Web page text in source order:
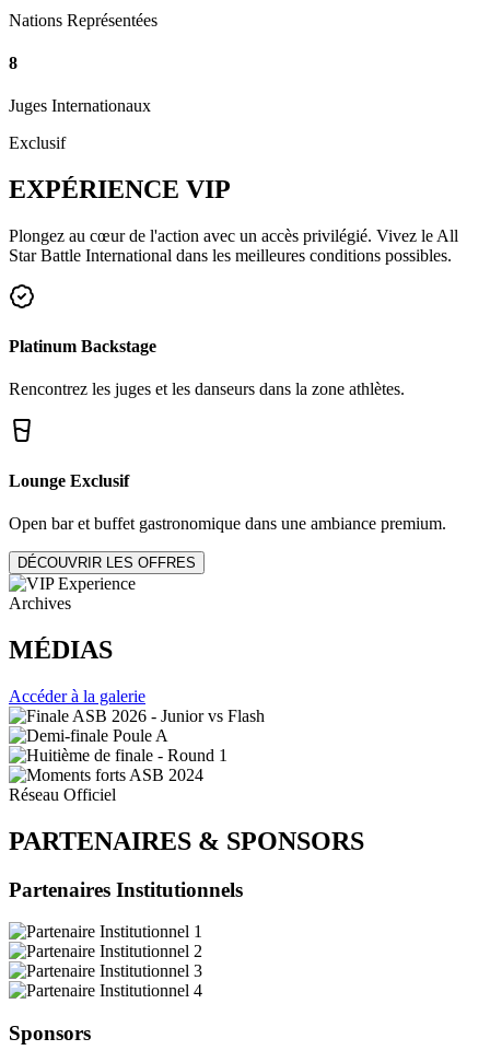
Nations Représentées
8
Juges Internationaux
Exclusif
EXPÉRIENCE VIP
Plongez au cœur de l'action avec un accès privilégié. Vivez le All
Star Battle International dans les meilleures conditions possibles.
Platinum Backstage
Rencontrez les juges et les danseurs dans la zone athlètes.
Lounge Exclusif
Open bar et buffet gastronomique dans une ambiance premium.
DÉCOUVRIR LES OFFRES
Archives
MÉDIAS
Accéder à la galerie
Réseau Officiel
PARTENAIRES & SPONSORS
Partenaires Institutionnels
Sponsors